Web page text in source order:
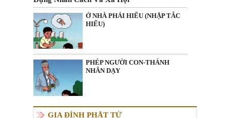
Ở NHÀ PHẢI HIẾU (NHẬP TẮC
HIẾU)
PHÉP NGƯỜI CON-THÁNH
NHÂN DẠY
GIA ĐÌNH PHẬT TỬ